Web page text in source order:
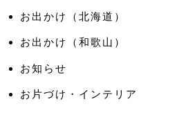
お出かけ（北海道）
お出かけ（和歌山）
お知らせ
お片づけ・インテリア